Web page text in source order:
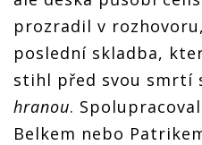
prozradil v
poslední skladba,
stihl před svou smrtí
hranou.
Belkem nebo